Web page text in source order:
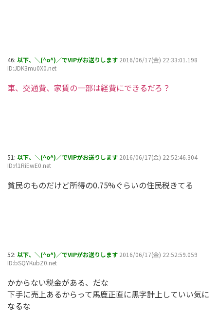
46: 以下、＼(^o^)／でVIPがお送りします 2016/06/17(金) 22:33:01.198
ID:JDK3mu0X0.net
車、交通費、家賃の一部は経費にできるだろ？
51: 以下、＼(^o^)／でVIPがお送りします 2016/06/17(金) 22:52:46.304
ID:rl1RiEwE0.net
貧民のものだけど所得の0.75%ぐらいの住民税きてる
52: 以下、＼(^o^)／でVIPがお送りします 2016/06/17(金) 22:52:59.059
ID:bSQYKubZ0.net
かからない税金がある、だな
下手に売上あるからって馬鹿正直に黒字計上していい気に
なるな